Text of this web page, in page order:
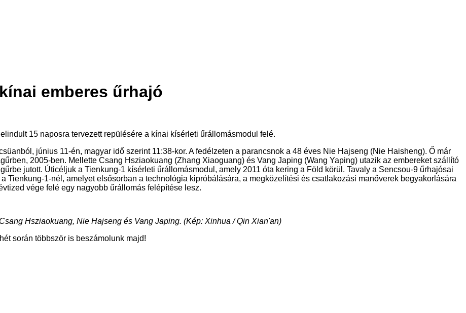
emberes űrhajó
15 naposra tervezett repülésére a kínai kísérleti űrállomásmodul felé.
június 11-én, magyar idő szerint 11:38-kor. A fedélzeten a parancsnok a 48 éves Nie Hajseng (Nie Haisheng). Ő már
2005-ben. Mellette Csang Hsziaokuang (Zhang Xiaoguang) és Vang Japing (Wang Yaping) utazik az embereket szállító
jutott. Úticéljuk a Tienkung-1 kísérleti űrállomásmodul, amely 2011 óta kering a Föld körül. Tavaly a Sencsou-9 űrhajósai
Tienkung-1-nél, amelyet elsősorban a technológia kipróbálására, a megközelítési és csatlakozási manőverek begyakorlására
vége felé egy nagyobb űrállomás felépítése lesz.
Hsziaokuang, Nie Hajseng és Vang Japing. (Kép: Xinhua / Qin Xian'an)
során többször is beszámolunk majd!